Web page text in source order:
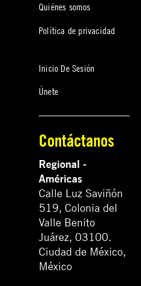
Quiénes somos
Política de privacidad
Inicio De Sesión
Únete
Contáctanos
Regional -
Américas
Calle Luz Saviñón
519, Colonia del
Valle Benito
Juárez, 03100.
Ciudad de México,
México